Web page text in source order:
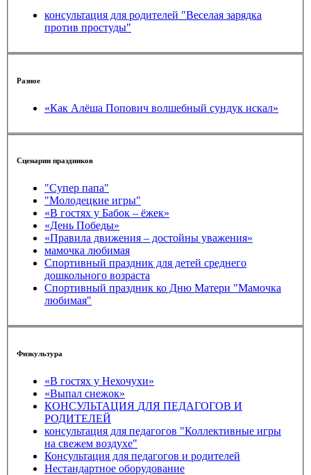
консультация для родителей "Веселая зарядка
против простуды"
Разное
«Как Алёша Попович волшебный сундук искал»
Сценарии праздников
"Супер папа"
"Молодецкие игры"
«В гостях у Бабок – ёжек»
«День Победы»
«Правила движения – достойны уважения»
мамочка любимая
Спортивный праздник для детей среднего
дошкольного возраста
Спортивный праздник ко Дню Матери "Мамочка
любимая"
Физкультура
«В гостях у Нехочухи»
«Выпал снежок»
КОНСУЛЬТАЦИЯ ДЛЯ ПЕДАГОГОВ И
РОДИТЕЛЕЙ
консультация для педагогов "Коллективные игры
на свежем воздухе"
Консультация для педагогов и родителей
Нестандартное оборудование